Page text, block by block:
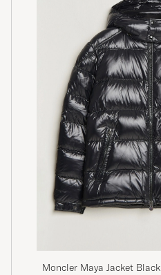
Moncler Maya Jacket Black